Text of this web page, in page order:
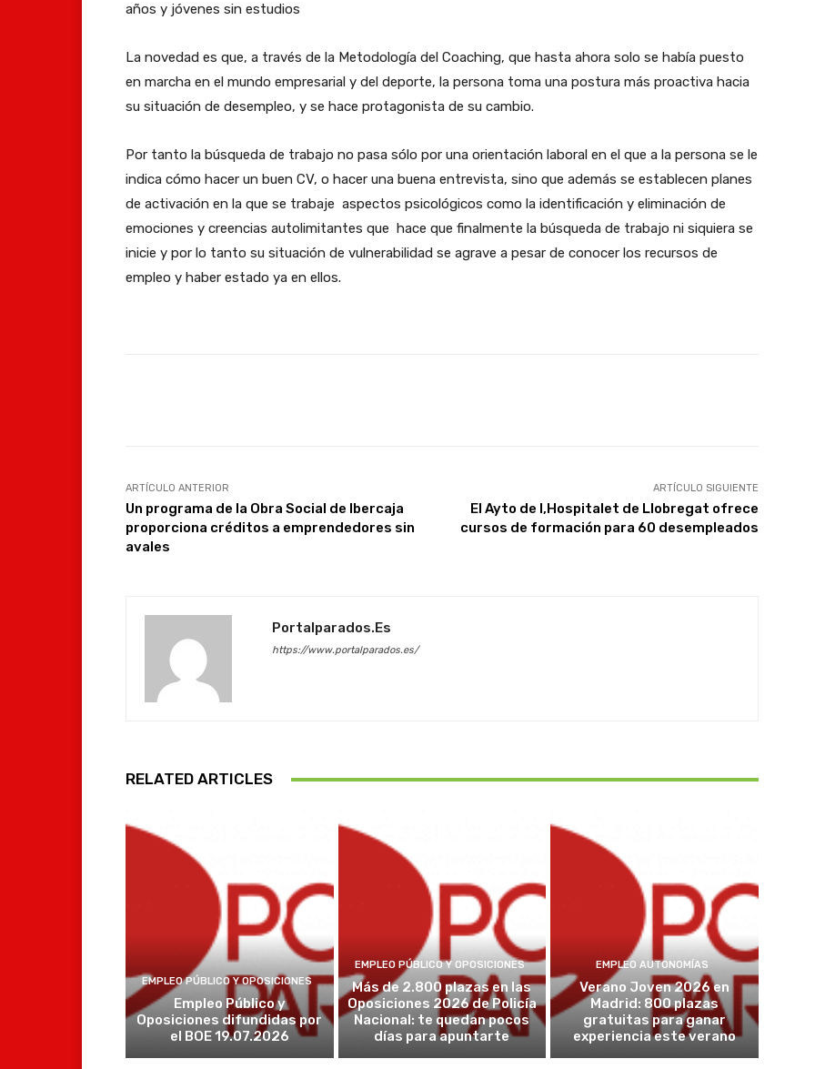
años y jóvenes sin estudios
La novedad es que, a través de la Metodología del Coaching, que hasta ahora solo se había puesto
en marcha en el mundo empresarial y del deporte, la persona toma una postura más proactiva hacia
su situación de desempleo, y se hace protagonista de su cambio.
Por tanto la búsqueda de trabajo no pasa sólo por una orientación laboral en el que a la persona se le
indica cómo hacer un buen CV, o hacer una buena entrevista, sino que además se establecen planes
de activación en la que se trabaje aspectos psicológicos como la identificación y eliminación de
emociones y creencias autolimitantes que hace que finalmente la búsqueda de trabajo ni siquiera se
inicie y por lo tanto su situación de vulnerabilidad se agrave a pesar de conocer los recursos de
empleo y haber estado ya en ellos.
ARTÍCULO ANTERIOR
Un programa de la Obra Social de Ibercaja
proporciona créditos a emprendedores sin
avales
ARTÍCULO SIGUIENTE
El Ayto de l,Hospitalet de Llobregat ofrece
cursos de formación para 60 desempleados
Portalparados.es
https://www.portalparados.es/
RELATED ARTICLES
EMPLEO PÚBLICO Y OPOSICIONES
Empleo Público y
Oposiciones difundidas por
el BOE 19.07.2026
EMPLEO PÚBLICO Y OPOSICIONES
Más de 2.800 plazas en las
Oposiciones 2026 de Policía
Nacional: te quedan pocos
días para apuntarte
EMPLEO AUTONOMÍAS
Verano Joven 2026 en
Madrid: 800 plazas
gratuitas para ganar
experiencia este verano